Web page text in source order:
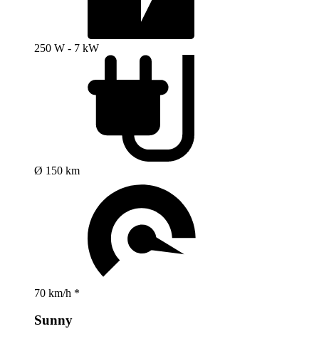
250 W - 7 kW
Ø 150 km
70 km/h *
Sunny